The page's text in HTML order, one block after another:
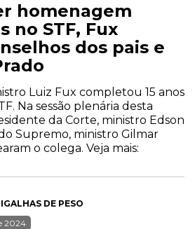
homenagem
no STF, Fux
dos pais e
Luiz Fux completou 15 anos
Na sessão plenária desta
da Corte, ministro Edson
Supremo, ministro Gilmar
o colega. Veja mais:
DE PESO
2024